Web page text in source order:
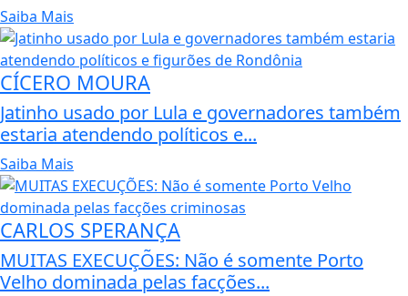
Saiba Mais
CÍCERO MOURA
Jatinho usado por Lula e governadores também
estaria atendendo políticos e...
Saiba Mais
CARLOS SPERANÇA
MUITAS EXECUÇÕES: Não é somente Porto
Velho dominada pelas facções...